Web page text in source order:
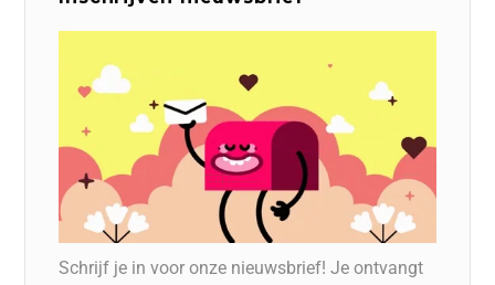
Schrijf je in voor onze nieuwsbrief! Je ontvangt